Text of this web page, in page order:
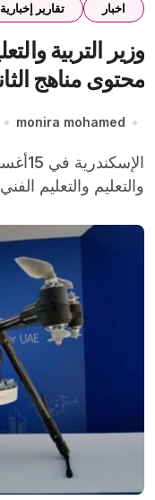
اخبار تقارير إخبارية
وزير التربية
محتوى مناهج
monira mohamed
الإسكندرية في 15أغسطس / أ ش أ/ أكد وزير التربية
والتعليم والتعليم